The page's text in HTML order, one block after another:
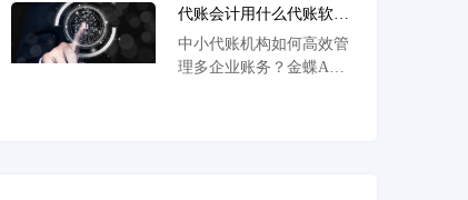
账精准化、报表自动化，
实时适配财税政策变化，
提升管理效能。
财一体及多端协同，破解
版存在数据泄露风险，正
版服务保障财税安全并实
代账会计用什么代账软件
好？智能化代账解决方案
与效率提升指南
中小代账机构如何高效管
理多企业账务？金蝶AI